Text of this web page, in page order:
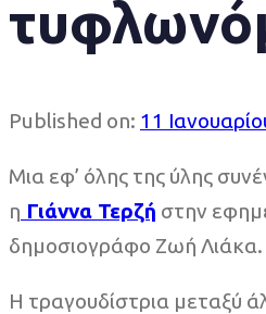
Published on: 11
Μια εφ’ όλης της ύλης
η Γιάννα Τερζή στην
δημοσιογράφο Ζωή Λιάκα.
Η τραγουδίστρια μεταξύ